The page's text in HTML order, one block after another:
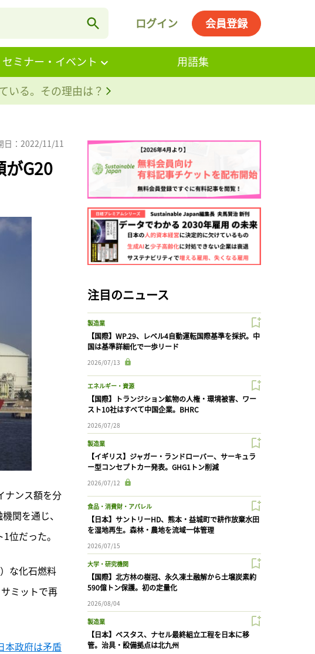
ログイン 会員登録
セミナー・イベント
用語集
いる。その理由は？
日：2022/11/11
がG20
ナンス額を分
関を通じ、
位だった。
な化石燃料
ミットで再
本政府は矛盾
注目のニュース
製造業
【国際】WP.29、レベル4自動運転国際基準を採択。中
国は基準詳細化で一歩リード
2026/07/13
エネルギー・資源
【国際】トランジション鉱物の人権・環境被害、ワー
スト10社はすべて中国企業。BHRC
2026/07/28
製造業
【イギリス】ジャガー・ランドローバー、サーキュラ
ー型コンセプトカー発表。GHG1トン削減
2026/07/12
食品・消費財・アパレル
【日本】サントリーHD、熊本・益城町で耕作放棄水田
を湿地再生。森林・農地を流域一体管理
2026/07/15
大学・研究機関
【国際】北方林の樹冠、永久凍土融解から土壌炭素約
590億トン保護。初の定量化
2026/08/04
製造業
【日本】ベスタス、ナセル最終組立工程を日本に移
管。治具・設備拠点は北九州